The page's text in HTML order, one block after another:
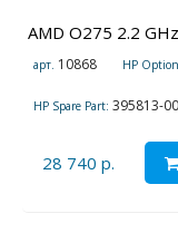
AMD O275 2.2
арт. 10868 HP
HP Spare Part: 395813-
28 740 р.